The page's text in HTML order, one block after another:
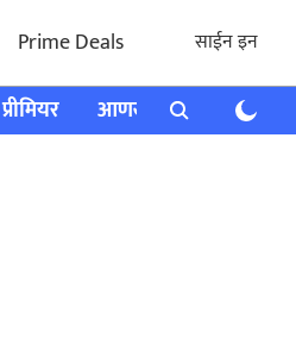
Prime Deals साईन इन
प्रीमियर आणखी राशी भविष्य